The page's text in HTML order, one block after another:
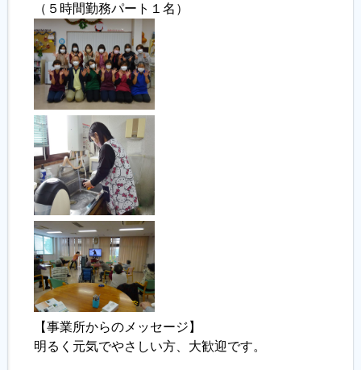
（５時間勤務パート１名）
【事業所からのメッセージ】
明るく元気でやさしい方、大歓迎です。